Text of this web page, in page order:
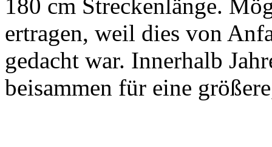
180 cm Streckenlänge.
ertragen, weil dies von
gedacht war. Innerhalb
beisammen für eine